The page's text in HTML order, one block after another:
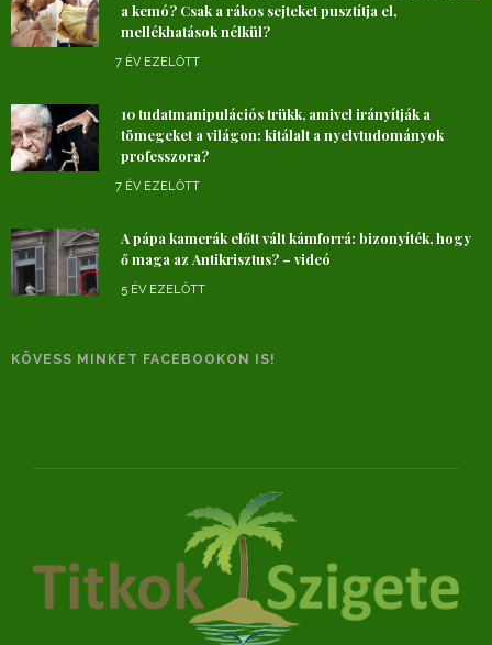
a kemó? Csak a rákos sejteket pusztítja el,
mellékhatások nélkül?
7 ÉV EZELŐTT
10 tudatmanipulációs trükk, amivel irányítják a
tömegeket a világon: kitálalt a nyelvtudományok
professzora?
7 ÉV EZELŐTT
A pápa kamerák előtt vált kámforrá: bizonyíték, hogy
ő maga az Antikrisztus? – videó
5 ÉV EZELŐTT
KÖVESS MINKET FACEBOOKON IS!